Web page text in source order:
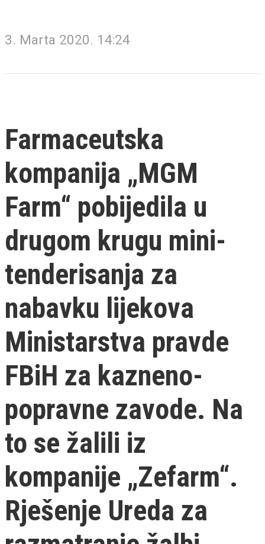
3. Marta 2020. 14:24
Farmaceutska
kompanija „MGM
Farm“ pobijedila u
drugom krugu mini-
tenderisanja za
nabavku lijekova
Ministarstva pravde
FBiH za kazneno-
popravne zavode. Na
to se žalili iz
kompanije „Zefarm“.
Rješenje Ureda za